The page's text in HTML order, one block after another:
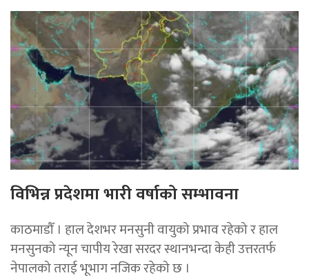
विभिन्न प्रदेशमा भारी वर्षाको सम्भावना
काठमाडौँ । हाल देशभर मनसुनी वायुको प्रभाव रहेको र हाल
मनसुनको न्यून चापीय रेखा सरदर स्थानभन्दा केही उत्तरतर्फ
नेपालको तराई भूभाग नजिक रहेको छ ।